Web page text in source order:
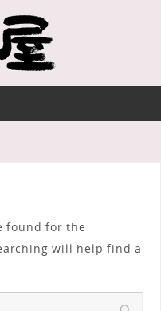
found for the
will help find a